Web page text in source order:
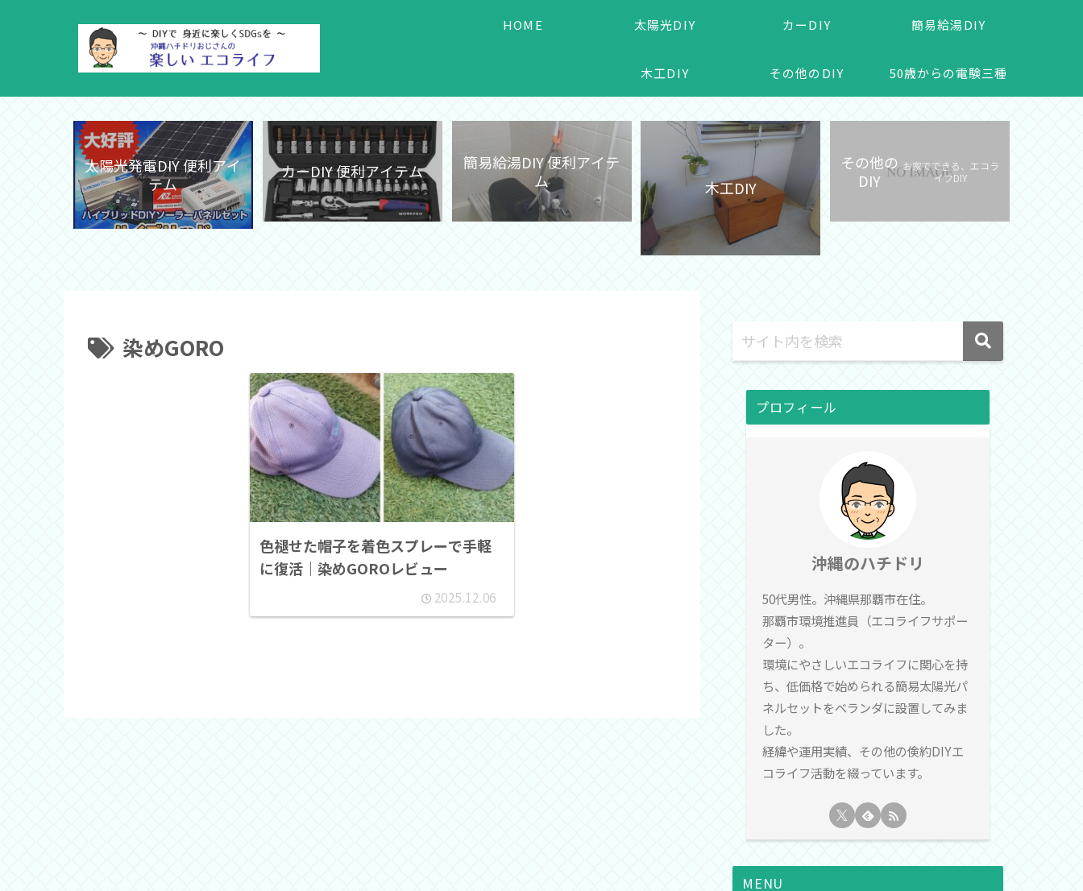
HOME 太陽光DIY カーDIY 簡易給湯DIY
木工DIY その他のDIY 50歳からの電験三種
太陽光発電DIY 便利アイ
テム
カーDIY 便利アイテム
簡易給湯DIY 便利アイテ
ム
木工DIY
その他の
DIY
お家でできる、エコラ
イフDIY
染めGORO
色褪せた帽子を着色スプレーで手軽
に復活｜染めGOROレビュー
2025.12.06
プロフィール
沖縄のハチドリ
50代男性。沖縄県那覇市在住。
那覇市環境推進員（エコライフサポー
ター）。
環境にやさしいエコライフに関心を持
ち、低価格で始められる簡易太陽光パ
ネルセットをベランダに設置してみま
した。
経緯や運用実績、その他の倹約DIYエ
コライフ活動を綴っています。
MENU